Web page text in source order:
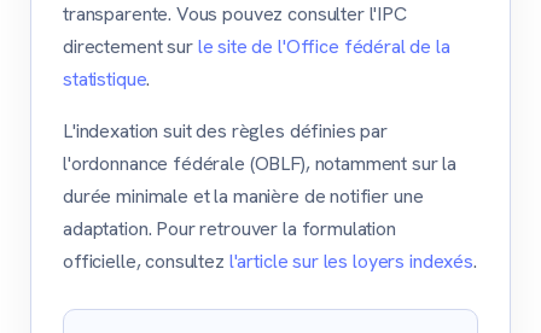
transparente. Vous pouvez consulter l'IPC
directement surle site de l'Office fédéral de la
statistique.
L'indexation suit des règles définies par
l'ordonnance fédérale (OBLF), notamment sur la
durée minimale et la manière de notifier une
adaptation. Pour retrouver la formulation
officielle, consultez l'article sur les loyers indexés.